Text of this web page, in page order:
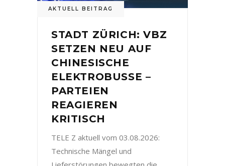
AKTUELL BEITRAG
STADT ZÜRICH: VBZ
SETZEN NEU AUF
CHINESISCHE
ELEKTROBUSSE –
PARTEIEN
REAGIEREN
KRITISCH
TELE Z aktuell vom 03.08.2026:
Technische Mängel und